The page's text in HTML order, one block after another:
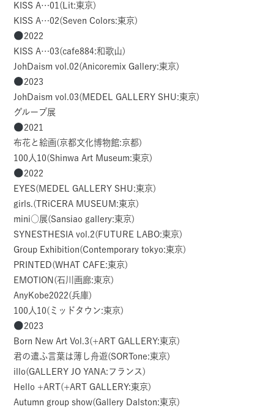
KISS A…01(Lit:東京)
KISS A…02(Seven Colors:東京)
2022
KISS A…03(cafe884:和歌山)
JohDaism vol.02(Anicoremix Gallery:東京)
2023
JohDaism vol.03(MEDEL GALLERY SHU:東京)
グループ展
2021
布花と絵画(京都文化博物館:京都)
100人10(Shinwa Art Museum:東京)
2022
EYES(MEDEL GALLERY SHU:東京)
girls.(TRiCERA MUSEUM:東京)
mini○展(Sansiao gallery:東京)
SYNESTHESIA vol.2(FUTURE LABO:東京)
Group Exhibition(Contemporary tokyo:東京)
PRINTED(WHAT CAFE:東京)
EMOTION(石川画廊:東京)
AnyKobe2022(兵庫)
100人10(ミッドタウン:東京)
2023
Born New Art Vol.3(+ART GALLERY:東京)
君の遣ふ言葉は薄し舟遊(SORTone:東京)
illo(GALLERY JO YANA:フランス)
Hello +ART(+ART GALLERY:東京)
Autumn group show(Gallery Dalston:東京)